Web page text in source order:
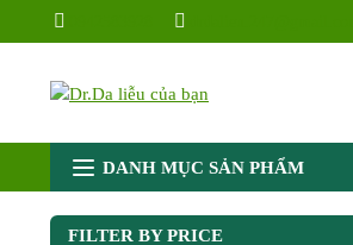
Chuyển
DANH MỤC SẢN PHẨM
FILTER BY PRICE